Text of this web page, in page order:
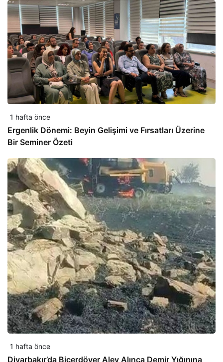
1 hafta önce
Ergenlik Dönemi: Beyin Gelişimi ve Fırsatları Üzerine
Bir Seminer Özeti
1 hafta önce
Diyarbakır’da Biçerdöver Alev Alınca Demir Yığınına